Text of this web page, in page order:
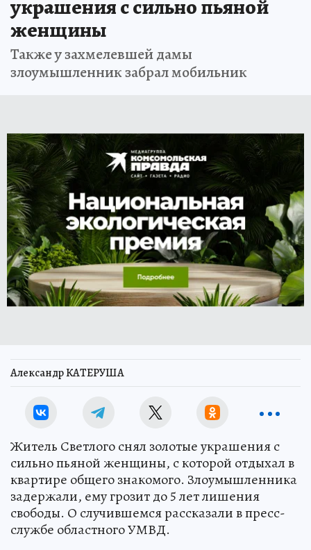
украшения с сильно пьяной
женщины
Также у захмелевшей дамы
злоумышленник забрал мобильник
Александр КАТЕРУША
Житель Светлого снял золотые украшения с
сильно пьяной женщины, с которой отдыхал в
квартире общего знакомого. Злоумышленника
задержали, ему грозит до 5 лет лишения
свободы. О случившемся рассказали в пресс-
службе областного УМВД.